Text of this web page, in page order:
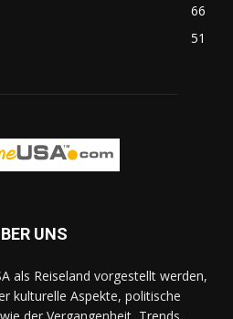
66
51
UNS
als Reiseland vorgestellt werden,
kulturelle Aspekte, politische
der Vergangenheit, Trends,